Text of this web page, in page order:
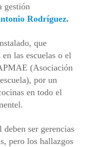
gestión
Rodríguez.
que
las escuelas o el
(Asociación
por un
en todo el
ser gerencias
pero los hallazgos